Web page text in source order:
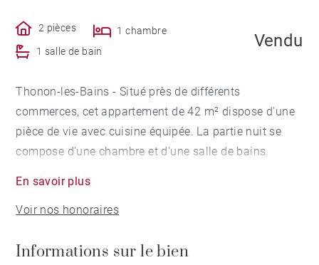
2 pièces
1 chambre
1 salle de bain
Vendu
Thonon-les-Bains - Situé près de différents
commerces, cet appartement de 42 m² dispose d'une
pièce de vie avec cuisine équipée. La partie nuit se
compose d'une chambre et d'une salle de bains.
En savoir plus
Voir nos honoraires
Informations sur le bien